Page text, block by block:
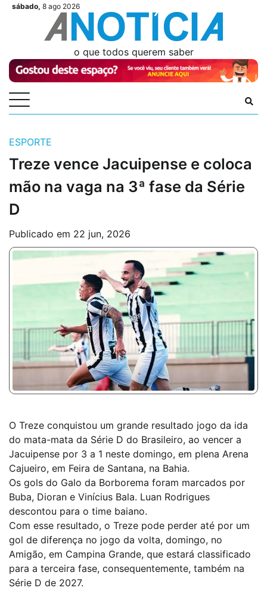
Skipsábado, 8 ago 2026
Videos
Videos
Podcasts
Podcasts
Author
Author
LoginLogin
o que todos querem saber
ESPORTE
Treze vence Jacuipense e coloca
mão na vaga na 3ª fase da Série
D
Publicado em 22 jun, 2026
O Treze conquistou um grande resultado jogo da ida
do mata-mata da Série D do Brasileiro, ao vencer a
Jacuipense por 3 a 1 neste domingo, em plena Arena
Cajueiro, em Feira de Santana, na Bahia.
Os gols do Galo da Borborema foram marcados por
Buba, Dioran e Vinícius Bala. Luan Rodrigues
descontou para o time baiano.
Com esse resultado, o Treze pode perder até por um
gol de diferença no jogo da volta, domingo, no
Amigão, em Campina Grande, que estará classificado
para a terceira fase, consequentemente, também na
Série D de 2027.